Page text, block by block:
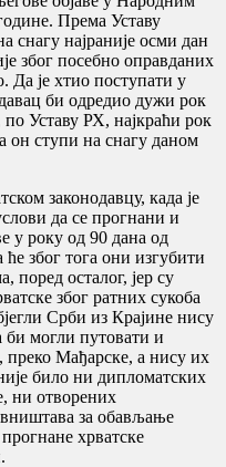
Према Уставу
снагу најраније осми дан
због посебно оправданих
Да је хтио поступати у
би одредио дужи рок
Уставу РХ, најкраћи рок
он ступи на снагу даном
законодавцу, када је
да се прогнани и
у року од 90 дана од
због тога они изгубити
поред осталог, јер су
због ратних сукоба
Срби из Крајине нису
би могли путовати и
преко Мађарске, а нису их
било ни дипломатских
ни отворених
за обављање
хрватске